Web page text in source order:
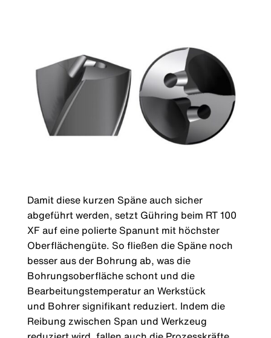
Damit diese kurzen Späne auch sicher
abgeführt werden, setzt Gühring beim RT 100
XF auf eine polierte Spanunt mit höchster
Oberflächengüte. So fließen die Späne noch
besser aus der Bohrung ab, was die
Bohrungsoberfläche schont und die
Bearbeitungstemperatur an Werkstück
und Bohrer signifikant reduziert. Indem die
Reibung zwischen Span und Werkzeug